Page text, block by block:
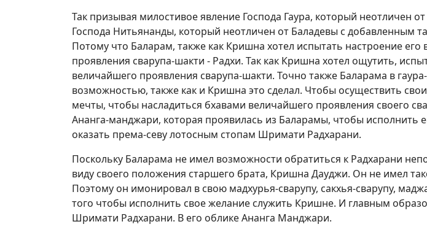
Так призывая милостивое явление Господа Гаура, который неотличен
Господа Нитьянанды, который неотличен от Баладевы с добавленным
Потому что Баларам, также как Кришна хотел испытать настроение его
проявления сварупа-шакти - Радхи. Так как Кришна хотел ощутить,
величайшего проявления сварупа-шакти. Точно также Баларама в
возможностью, также как и Кришна это сделал. Чтобы осуществить
мечты, чтобы насладиться бхавами величайшего проявления своего
Ананга-манджари, которая проявилась из Баларамы, чтобы исполнить
оказать према-севу лотосным стопам Шримати Радхарани.
Поскольку Баларама не имел возможности обратиться к Радхарани
виду своего положения старшего брата, Кришна Дауджи. Он не имел
Поэтому он имонировал в свою мадхурья-сварупу, сакхья-сварупу,
того чтобы исполнить свое желание служить Кришне. И главным
Шримати Радхарани. В его облике Ананга Манджари.